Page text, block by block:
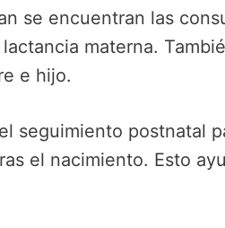
se encuentran las
materna.
e hijo.
seguimiento postnatal
el nacimiento. Esto